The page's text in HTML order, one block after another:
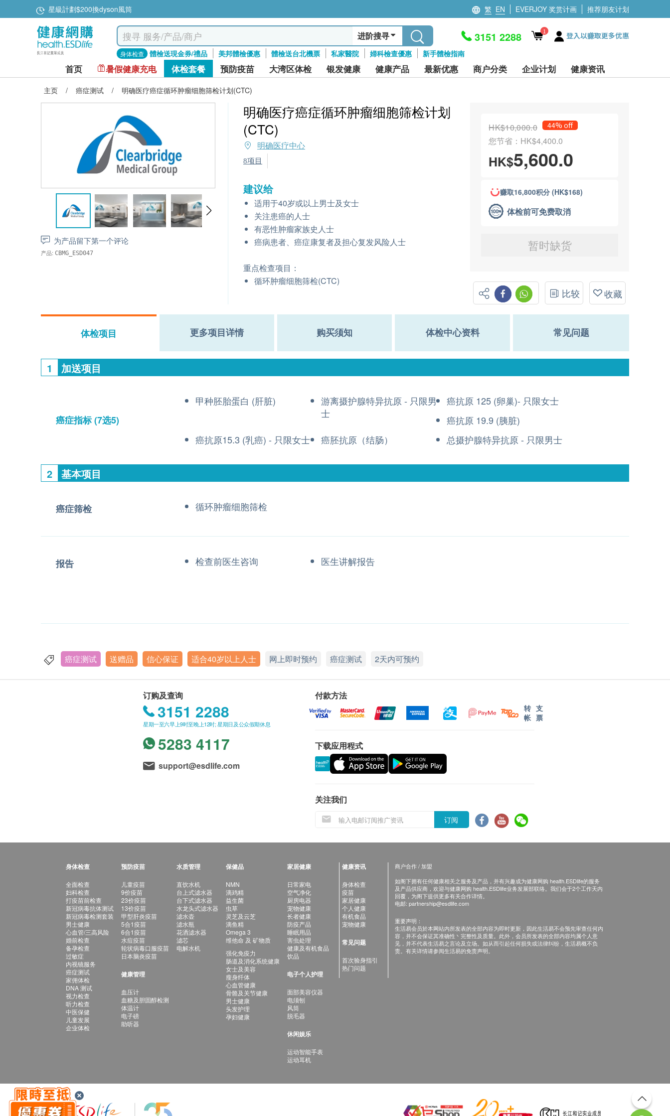
星級計劃$200換dyson風筒 繁 EN EVERJOY 奖赏计画 推荐朋友计划
进阶搜寻
身体检查 體檢送現金券/禮品 美邦體檢優惠 體檢送台北機票 私家醫院 婦科檢查優惠 新手體檢指南
3151 2288 1 登入以赚取更多优惠
首页 暑假健康充电 体检套餐 预防疫苗 大湾区体检 银发健康 健康产品 最新优惠 商户分类 企业计划 健康资讯
主页 / 癌症测试 / 明确医疗癌症循环肿瘤细胞筛检计划(CTC)
为产品留下第一个评论
产品: CBMG_ESD047
明确医疗癌症循环肿瘤细胞筛检计划
(CTC)
明确医疗中心
8项目
建议给
适用于40岁或以上男士及女士
关注患癌的人士
有恶性肿瘤家族史人士
癌病患者、癌症康复者及担心复发风险人士
重点检查项目：
循环肿瘤细胞筛检(CTC)
HK$10,000.0 44% off
您节省：HK$4,400.0
HK$5,600.0
赚取16,800积分 (HK$168)
体检前可免费取消
暂时缺货
比较 收藏
体检项目 更多项目详情 购买须知 体检中心资料 常见问题
1 加送项目
癌症指标(7选5)
甲种胚胎蛋白 (肝脏)
游离摄护腺特异抗原 - 只限男
士
癌抗原 125 (卵巢)- 只限女士
癌抗原 19.9 (胰脏)
癌抗原15.3 (乳癌) - 只限女士
癌胚抗原（结肠） 总摄护腺特异抗原 - 只限男士
2 基本项目
癌症筛检 循环肿瘤细胞筛检
报告 检查前医生咨询 医生讲解报告
癌症测试 送赠品 信心保证 适合40岁以上人士 网上即时预约 癌症测试 2天内可预约
订购及查询
3151 2288
星期一至六早上9时至晚上12时; 星期日及公众假期休息
5283 4117
support@esdlife.com
付款方法
转
帐
支
票
下载应用程式
关注我们
订阅
身体检查
全面检查
妇科检查
打疫苗前检查
新冠病毒抗体测试
新冠病毒检测套装
男士健康
心血管/三高风险
婚前检查
备孕检查
过敏症
内视镜服务
癌症测试
家佣体检
DNA 测试
视力检查
听力检查
中医保健
儿童发展
企业体检
预防疫苗
儿童疫苗
9价疫苗
23价疫苗
13价疫苗
甲型肝炎疫苗
5合1疫苗
6合1疫苗
水痘疫苗
轮状病毒口服疫苗
日本脑炎疫苗
健康管理
血压计
血糖及胆固醇检测
体温计
电子磅
助听器
水质管理
直饮水机
台上式滤水器
台下式滤水器
水龙头式滤水器
滤水壶
滤水瓶
花洒滤水器
滤芯
电解水机
保健品
NMN
滴鸡精
益生菌
虫草
灵芝及云芝
滴鱼精
Omega 3
维他命 及 矿物质
强化免疫力
肠道及消化系统健康
女士及美容
瘦身纤体
心血管健康
骨骼及关节健康
男士健康
头发护理
孕妇健康
家居健康
日常家电
空气净化
厨房电器
宠物健康
长者健康
防疫产品
睡眠用品
害虫处理
健康及有机食品
饮品
电子个人护理
面部美容仪器
电须刨
风筒
脱毛器
休闲娱乐
运动智能手表
运动耳机
健康资讯
身体检查
疫苗
家居健康
个人健康
有机食品
宠物健康
常见问题
首次验身指引
热门问题
商户合作 / 加盟
如阁下拥有任何健康相关之服务及产品，并有兴趣成为健康网购 health.ESDlife的服务
及产品供应商，欢迎与健康网购 health.ESDlife业务发展部联络。我们会于2个工作天内
回覆，为阁下提供更多有关合作详情。
电邮: partnership@esdlife.com
重要声明：
生活易会员於本网站内所发表的全部内容为即时更新，因此生活易不会预先审查任何内
容，并不会保证其准确性丶完整性及质量。此外，会员所发表的全部内容均属个人意
见，并不代表生活易之言论及立场。如从而引起任何损失或法律纠纷，生活易概不负
责。有关详情请参阅生活易的免责声明。